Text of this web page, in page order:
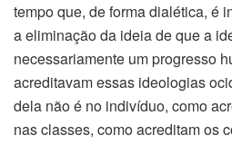
tempo que, de forma dialética, é
a eliminação da ideia de que a
necessariamente um progresso
acreditavam essas ideologias
dela não é no indivíduo, como
nas classes, como acreditam os